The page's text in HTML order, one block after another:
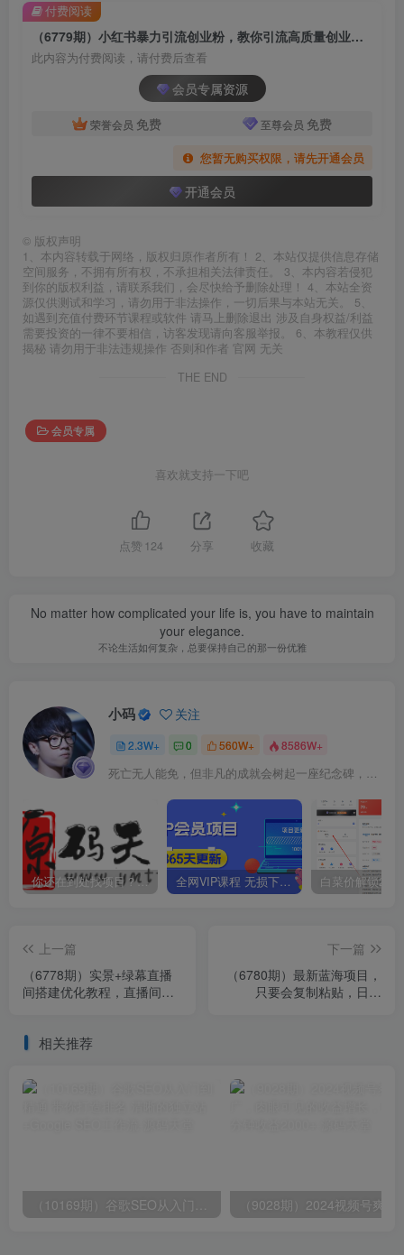
（6779期）小红书暴力引流创业粉，教你引流高质量创业粉，价值2980
此内容为付费阅读，请付费后查看
会员专属资源
荣誉会员 免费 至尊会员 免费
您暂无购买权限，请先开通会员
开通会员
付费阅读
© 版权声明
1、本内容转载于网络，版权归原作者所有！ 2、本站仅提供信息存储
空间服务，不拥有所有权，不承担相关法律责任。 3、本内容若侵犯
到你的版权利益，请联系我们，会尽快给予删除处理！ 4、本站全资
源仅供测试和学习，请勿用于非法操作，一切后果与本站无关。 5、
如遇到充值付费环节课程或软件 请马上删除退出 涉及自身权益/利益
需要投资的一律不要相信，访客发现请向客服举报。 6、本教程仅供
揭秘 请勿用于非法违规操作 否则和作者 官网 无关
THE END
会员专属
喜欢就支持一下吧
点赞 124 分享 收藏
No matter how complicated your life is, you have to maintain
your elegance.
不论生活如何复杂，总要保持自己的那一份优雅
小码 关注
2.3W+ 0 560W+ 8586W+
死亡无人能免，但非凡的成就会树起一座纪念碑，它将一直立到太阳冷却之时
你还在到处找项目？还在当韭菜？我靠卖项目一个月收入5万+，曾经我也是个失败者。 全网VIP课程 无损下载~
上一篇
（6778期）实景+绿幕直播
间搭建优化教程，直播间搭
下一篇
（6780期）最新蓝海项目，
只要会复制粘贴，日入
相关推荐